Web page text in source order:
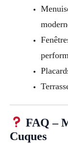
FAQ –
Cuques